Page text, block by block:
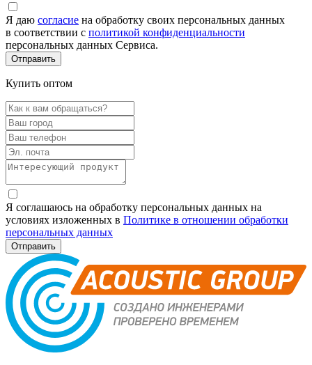
Я даю согласие на обработку своих персональных данных
в соответствии с политикой конфиденциальности
персональных данных Сервиса.
Купить оптом
Я соглашаюсь на обработку персональных данных на
условиях изложенных в Политике в отношении обработки
персональных данных